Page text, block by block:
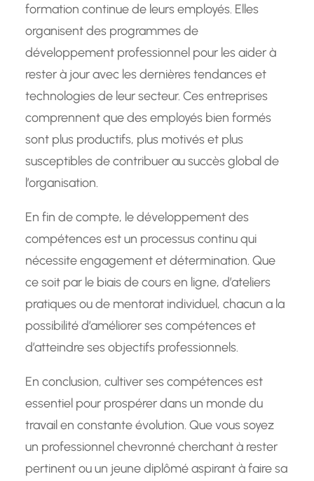
formation continue de leurs employés. Elles
organisent des programmes de
développement professionnel pour les aider à
rester à jour avec les dernières tendances et
technologies de leur secteur. Ces entreprises
comprennent que des employés bien formés
sont plus productifs, plus motivés et plus
susceptibles de contribuer au succès global de
l’organisation.
En fin de compte, le développement des
compétences est un processus continu qui
nécessite engagement et détermination. Que
ce soit par le biais de cours en ligne, d’ateliers
pratiques ou de mentorat individuel, chacun a la
possibilité d’améliorer ses compétences et
d’atteindre ses objectifs professionnels.
En conclusion, cultiver ses compétences est
essentiel pour prospérer dans un monde du
travail en constante évolution. Que vous soyez
un professionnel chevronné cherchant à rester
pertinent ou un jeune diplômé aspirant à faire sa